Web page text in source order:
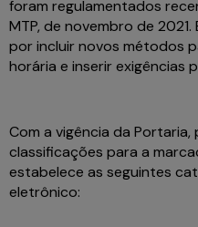
foram regulamentados
MTP, de novembro de
por incluir novos métodos
horária e inserir exigências
Com a vigência da
classificações para a
estabelece as seguintes
eletrônico: